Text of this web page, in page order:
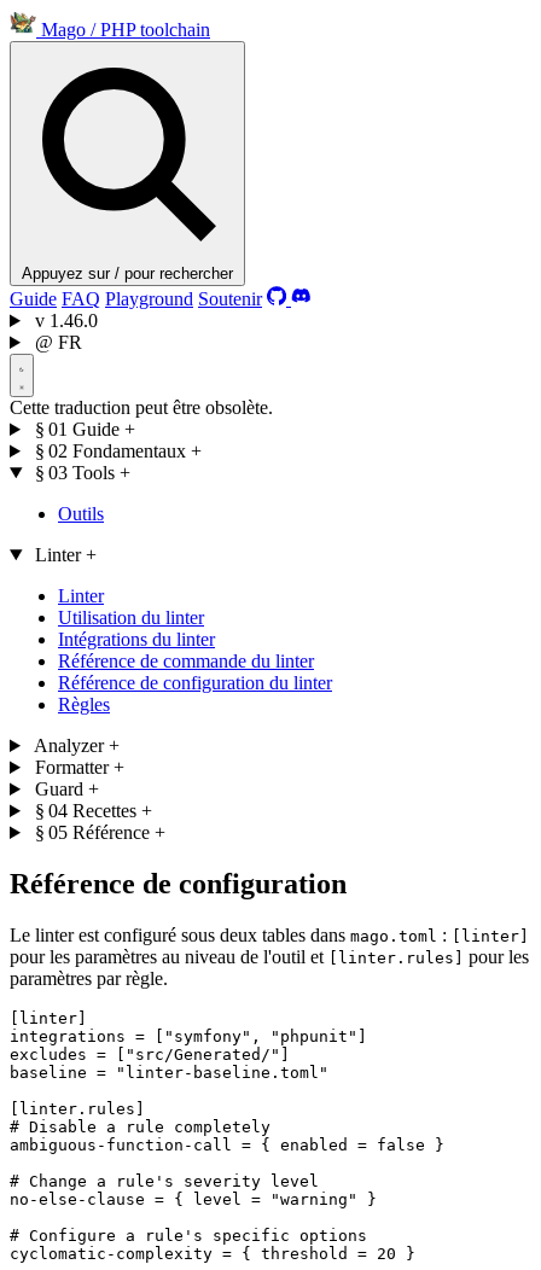
Mago / PHP toolchain
Appuyez sur / pour rechercher
Guide FAQ Playground Soutenir
v 1.46.0
@ FR
Cette traduction peut être obsolète.
§ 01 Guide +
§ 02 Fondamentaux +
§ 03 Tools +
Outils
Linter +
Linter
Utilisation du linter
Intégrations du linter
Référence de commande du linter
Référence de configuration du linter
Règles
Analyzer +
Formatter +
Guard +
§ 04 Recettes +
§ 05 Référence +
Référence de configuration
Le linter est configuré sous deux tables dans mago.toml : [linter]
pour les paramètres au niveau de l'outil et [linter.rules]
pour les
paramètres par règle.
[linter]
integrations = [ "symfony" , "phpunit"
excludes = [ "src/Generated/"
baseline =
"linter-baseline.toml"
[linter.rules]
# Disable a rule completely
ambiguous-function-call
= { enabled = false }
# Change a rule's severity level
no-else-clause = { level = "warning"
}
# Configure a rule's specific options
cyclomatic-complexity = { threshold = 20 }